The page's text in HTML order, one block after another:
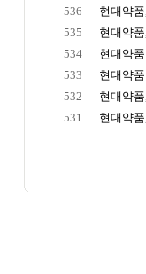
536
현대약
535
현대약
534
현대약
533
현대약
532
현대약
531
현대약